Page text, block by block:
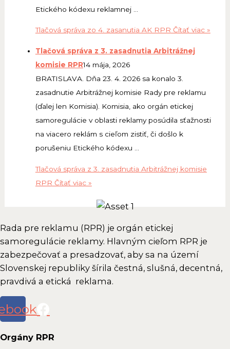
Etického kódexu reklamnej …
Tlačová správa zo 4. zasanutia AK RPR Čítať viac »
Tlačová správa z 3. zasadnutia Arbitrážnej
komisie RPR14 mája, 2026
BRATISLAVA. Dňa 23. 4. 2026 sa konalo 3.
zasadnutie Arbitrážnej komisie Rady pre reklamu
(ďalej len Komisia). Komisia, ako orgán etickej
samoregulácie v oblasti reklamy posúdila sťažnosti
na viacero reklám s cieľom zistiť, či došlo k
porušeniu Etického kódexu …
Tlačová správa z 3. zasadnutia Arbitrážnej komisie
RPR Čítať viac »
Rada pre reklamu (RPR) je orgán etickej
samoregulácie reklamy. Hlavným cieľom RPR je
zabezpečovať a presadzovať, aby sa na území
Slovenskej republiky šírila čestná, slušná, decentná,
pravdivá a etická reklama.
Orgány RPR